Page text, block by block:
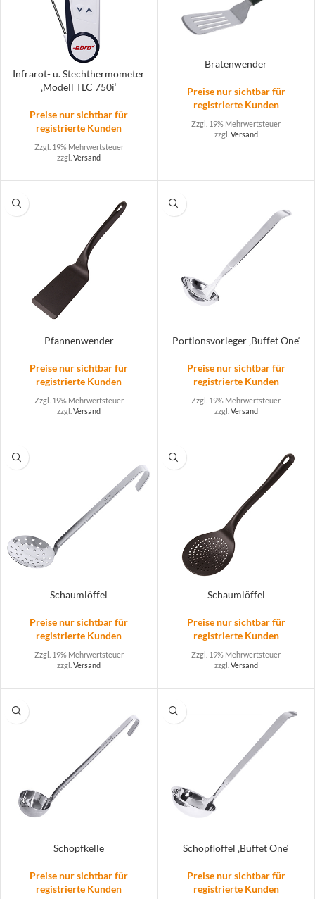
Infrarot- u. Stechthermometer
‚Modell TLC 750i‘
Preise nur sichtbar für
registrierte Kunden
Zzgl. 19% Mehrwertsteuer
zzgl.Versand
Bratenwender
Preise nur sichtbar für
registrierte Kunden
Zzgl. 19% Mehrwertsteuer
zzgl. Versand
Pfannenwender
Preise nur sichtbar für
registrierte Kunden
Zzgl. 19% Mehrwertsteuer
zzgl.Versand
Portionsvorleger ‚Buffet One‘
Preise nur sichtbar für
registrierte Kunden
Zzgl. 19% Mehrwertsteuer
zzgl. Versand
Schaumlöffel
Preise nur sichtbar für
registrierte Kunden
Zzgl. 19% Mehrwertsteuer
zzgl.Versand
Schaumlöffel
Preise nur sichtbar für
registrierte Kunden
Zzgl. 19% Mehrwertsteuer
zzgl. Versand
Schöpfkelle
Preise nur sichtbar für
registrierte Kunden
Schöpflöffel ‚Buffet One‘
Preise nur sichtbar für
registrierte Kunden